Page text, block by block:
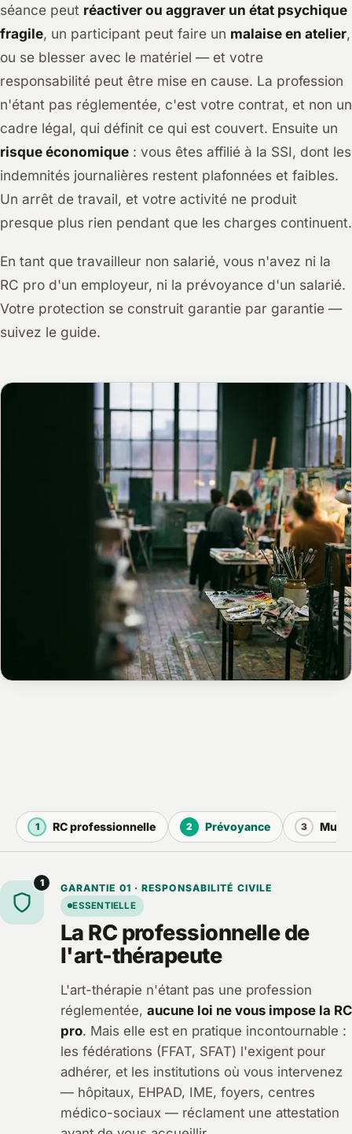
séance peut réactiver ou aggraver un état psychique
fragile, un participant peut faire un malaise en atelier,
ou se blesser avec le matériel — et votre
responsabilité peut être mise en cause. La profession
n'étant pas réglementée, c'est votre contrat, et non un
cadre légal, qui définit ce qui est couvert. Ensuite un
risque économique : vous êtes affilié à la SSI, dont les
indemnités journalières restent plafonnées et faibles.
Un arrêt de travail, et votre activité ne produit
presque plus rien pendant que les charges continuent.
En tant que travailleur non salarié, vous n'avez ni la
RC pro d'un employeur, ni la prévoyance d'un salarié.
Votre protection se construit garantie par garantie —
suivez le guide.
1 GARANTIE 01 · RESPONSABILITÉ CIVILE
ESSENTIELLE
La RC professionnelle de
l'art-thérapeute
L'art-thérapie n'étant pas une profession
réglementée, aucune loi ne vous impose la RC
pro. Mais elle est en pratique incontournable :
les fédérations (FFAT, SFAT) l'exigent pour
adhérer, et les institutions où vous intervenez
— hôpitaux, EHPAD, IME, foyers, centres
médico-sociaux — réclament une attestation
1 RC professionnelle 2 Prévoyance 3